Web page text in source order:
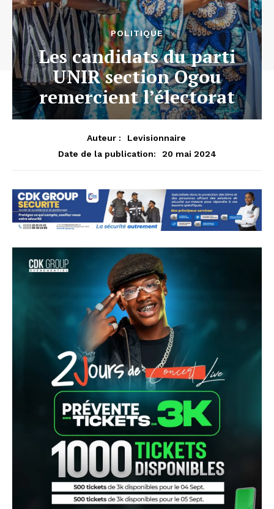
POLITIQUE
Les candidats du parti
UNIR section Ogou
remercient l’électorat
Auteur :
Levisionnaire
Date de la publication:
20 mai 2024